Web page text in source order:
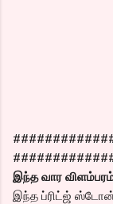
இந்த வார
இந்த ப்ரிட்ஜ் ஸ்டோன்